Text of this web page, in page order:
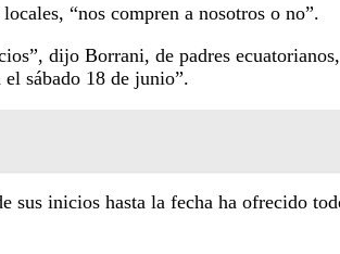
“nos compren a nosotros o no”.
dijo Borrani, de padres
sábado 18 de junio”.
inicios hasta la fecha ha ofrecido